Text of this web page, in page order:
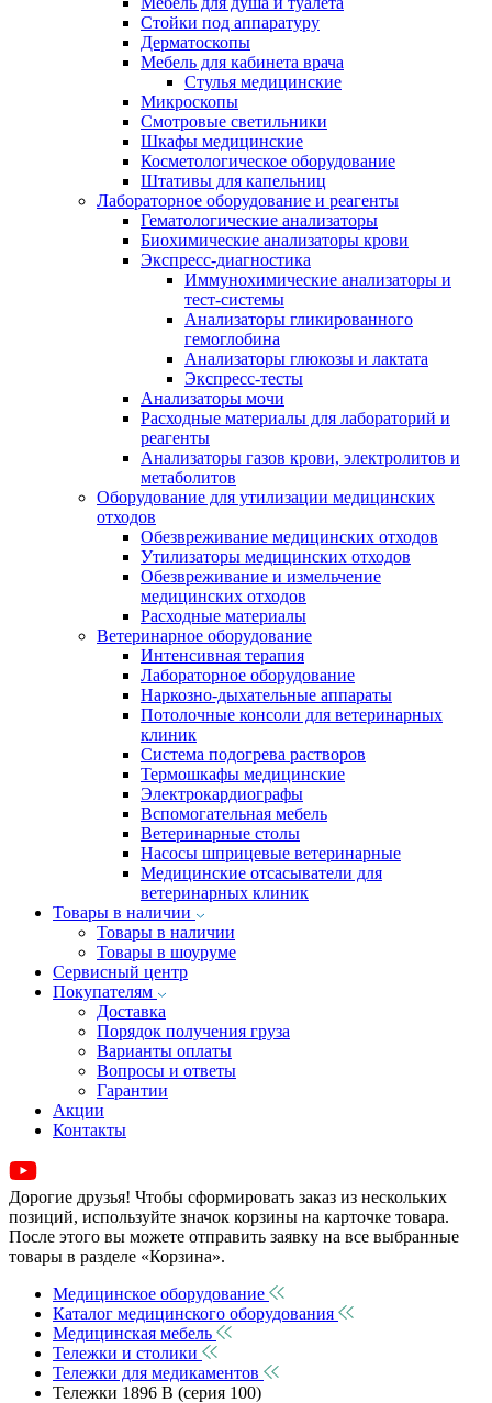
Стойки под аппаратуру
Дерматоскопы
Мебель для кабинета врача
Стулья медицинские
Микроскопы
Смотровые светильники
Шкафы медицинские
Косметологическое оборудование
Штативы для капельниц
Лабораторное оборудование и реагенты
Гематологические анализаторы
Биохимические анализаторы крови
Экспресс-диагностика
Иммунохимические анализаторы и
тест-системы
Анализаторы гликированного
гемоглобина
Анализаторы глюкозы и лактата
Экспресс-тесты
Анализаторы мочи
Расходные материалы для лабораторий и
реагенты
Анализаторы газов крови, электролитов и
метаболитов
Оборудование для утилизации медицинских
отходов
Обезвреживание медицинских отходов
Утилизаторы медицинских отходов
Обезвреживание и измельчение
медицинских отходов
Расходные материалы
Ветеринарное оборудование
Интенсивная терапия
Лабораторное оборудование
Наркозно-дыхательные аппараты
Потолочные консоли для ветеринарных
клиник
Система подогрева растворов
Термошкафы медицинские
Электрокардиографы
Вспомогательная мебель
Ветеринарные столы
Насосы шприцевые ветеринарные
Медицинские отсасыватели для
ветеринарных клиник
Товары в наличии
Товары в наличии
Товары в шоуруме
Сервисный центр
Покупателям
Доставка
Порядок получения груза
Варианты оплаты
Вопросы и ответы
Гарантии
Акции
Контакты
Дорогие друзья! Чтобы сформировать заказ из нескольких
позиций, используйте значок корзины на карточке товара.
После этого вы можете отправить заявку на все выбранные
товары в разделе «Корзина».
Медицинское оборудование
Каталог медицинского оборудования
Медицинская мебель
Тележки и столики
Тележки для медикаментов
Тележки 1896 B (серия 100)